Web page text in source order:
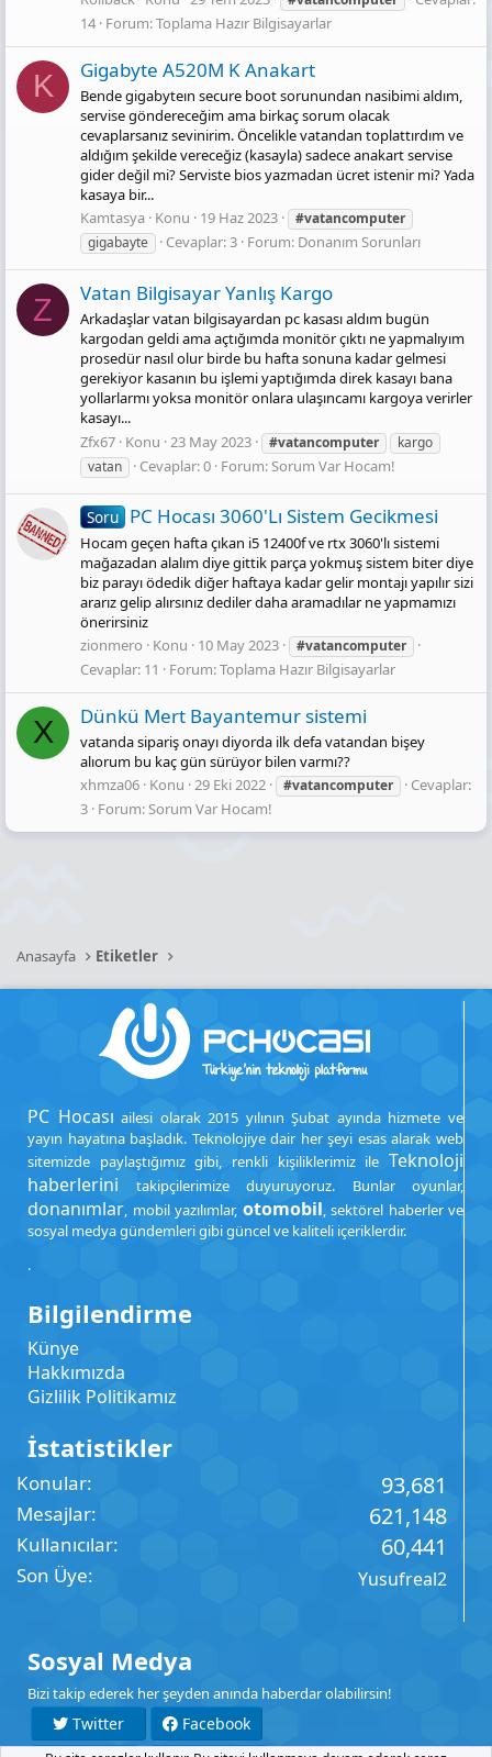
14 Forum:Toplama Hazır Bilgisayarlar
K Gigabyte A520M K Anakart
Bende gigabyteın secure boot sorunundan nasibimi aldım,
servise göndereceğim ama birkaç sorum olacak
cevaplarsanız sevinirim. Öncelikle vatandan toplattırdım ve
aldığım şekilde vereceğiz (kasayla) sadece anakart servise
gider değil mi? Serviste bios yazmadan ücret istenir mi? Yada
kasaya bir...
Kamtasya Konu 19 Haz 2023
#vatancomputer
gigabayte
Cevaplar: 3 Forum: Donanım Sorunları
Z Vatan Bilgisayar Yanlış Kargo
Arkadaşlar vatan bilgisayardan pc kasası aldım bugün
kargodan geldi ama açtığımda monitör çıktı ne yapmalıyım
prosedür nasıl olur birde bu hafta sonuna kadar gelmesi
gerekiyor kasanın bu işlemi yaptığımda direk kasayı bana
yollarlarmı yoksa monitör onlara ulaşıncamı kargoya verirler
kasayı...
Zfx67 Konu 23 May 2023 #vatancomputer
kargo
vatan
Cevaplar: 0 Forum: Sorum Var Hocam!
Soru PC Hocası 3060'Lı Sistem Gecikmesi
Hocam geçen hafta çıkan i5 12400f ve rtx 3060'lı sistemi
mağazadan alalım diye gittik parça yokmuş sistem biter diye
biz parayı ödedik diğer haftaya kadar gelir montajı yapılır sizi
ararız gelip alırsınız dediler daha aramadılar ne yapmamızı
önerirsiniz
zionmero
Konu 10 May 2023 #vatancomputer
Cevaplar: 11 Forum:Toplama Hazır Bilgisayarlar
X Dünkü Mert Bayantemur sistemi
vatanda sipariş onayı diyorda ilk defa vatandan bişey
alıorum bu kaç gün sürüyor bilen varmı??
xhmza06 Konu 29 Eki 2022 #vatancomputer
Cevaplar:
3 Forum:Sorum Var Hocam!
Anasayfa Etiketler
PC Hocası ailesi olarak 2015 yılının Şubat ayında hizmete ve
yayın hayatına başladık. Teknolojiye dair her şeyi esas alarak web
sitemizde paylaştığımız gibi, renkli kişiliklerimiz ile Teknoloji
haberlerini takipçilerimize duyuruyoruz. Bunlar oyunlar,
donanımlar, mobil yazılımlar, otomobil, sektörel haberler ve
sosyal medya gündemleri gibi güncel ve kaliteli içeriklerdir.
.
Bilgilendirme
Künye
Hakkımızda
Gizlilik Politikamız
İstatistikler
Konular 93,681
Mesajlar 621,148
Kullanıcılar 60,441
Son Üye Yusufreal2
Sosyal Medya
Bizi takip ederek her şeyden anında haberdar olabilirsin!
Twitter
Facebook